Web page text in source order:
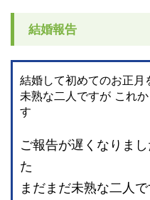
結婚報告
結婚して初めてのお正月
未熟な二人ですが これ
す
ご報告が遅くなりま
た
まだまだ未熟な二人